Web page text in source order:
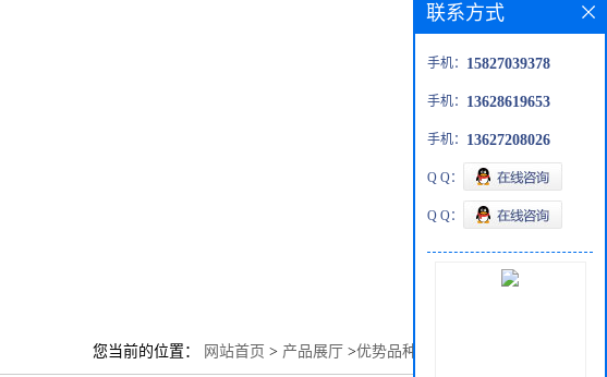
您当前的位置： 网站首页 > 产品展厅 >优势品种
联系方式
手机： 15827039378
手机： 13628619653
手机： 13627208026
Q Q：
Q Q：